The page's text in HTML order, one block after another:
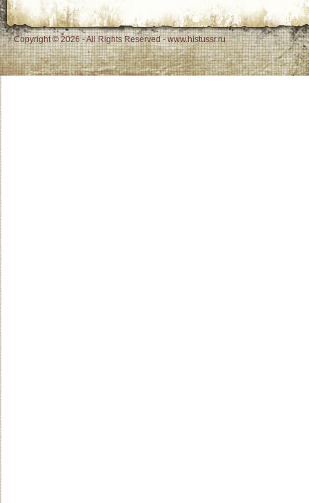
Copyright © 2026 - All Rights Reserved - www.histussr.ru